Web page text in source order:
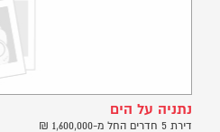
נתניה על הים
דירת 5 חדרים החל מ-1,600,000 ₪